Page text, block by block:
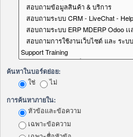
ค้นหาในบอร์ดย่อย:
ใช่ ไม่
การค้นหาภายใน:
หัวข้อและข้อความ
เฉพาะข้อความ